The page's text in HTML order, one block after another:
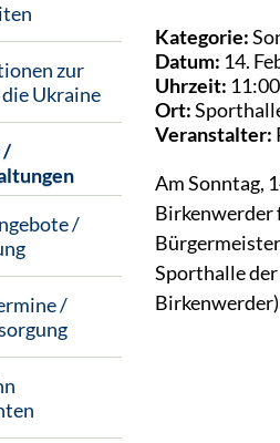
zur
Ukraine
/
/
/
Kategorie:
Datum: 14.
Uhrzeit:
Ort:
Veranstalter:
Am Sonntag,
Birkenwerder
Sporthalle